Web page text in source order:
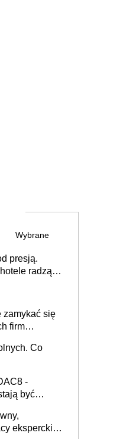
Wybrane
presją.
radzą
zamykać się
firm
Co
-
być
eksperckiej -